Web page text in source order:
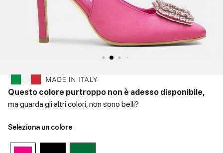
Indietro
Questo colore purtroppo non è adesso disponibile,
ma guarda gli altri colori, non sono belli?
Seleziona un colore